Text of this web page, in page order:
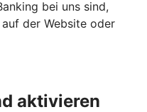
bei uns sind,
der Website oder
aktivieren